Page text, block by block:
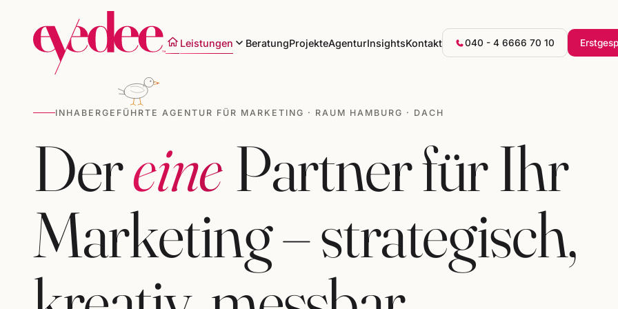
Leistungen BeratungProjekteAgenturInsightsKontakt 040 - 4 6666 70 10
Marke & Design
Websites & Shops
Online-Marketing
SEO & KI-Sichtbarkeit
INHABERGEFÜHRTE AGENTUR FÜR MARKETING · RAUM HAMBURG · DACH
DereinePartner für Ihr
Marketing – strategisch,